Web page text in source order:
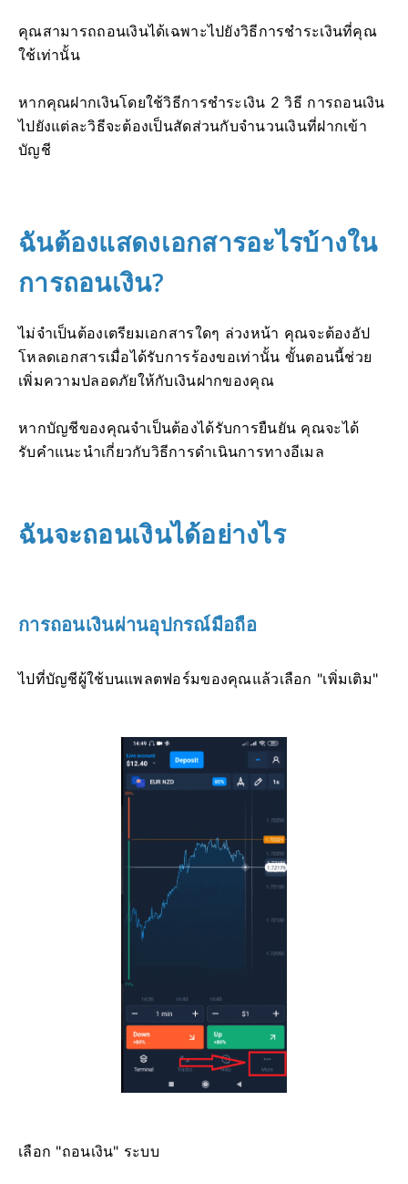
คุณสามารถถอนเงินได้เฉพาะไปยังวิธีการชำระเงินที่คุณ
ใช้เท่านั้น
หากคุณฝากเงินโดยใช้วิธีการชำระเงิน 2 วิธี การถอนเงิน
ไปยังแต่ละวิธีจะต้องเป็นสัดส่วนกับจำนวนเงินที่ฝากเข้า
บัญชี
ฉันต้องแสดงเอกสารอะไรบ้างใน
การถอนเงิน?
ไม่จำเป็นต้องเตรียมเอกสารใดๆ ล่วงหน้า คุณจะต้องอัป
โหลดเอกสารเมื่อได้รับการร้องขอเท่านั้น ขั้นตอนนี้ช่วย
เพิ่มความปลอดภัยให้กับเงินฝากของคุณ
หากบัญชีของคุณจำเป็นต้องได้รับการยืนยัน คุณจะได้
รับคำแนะนำเกี่ยวกับวิธีการดำเนินการทางอีเมล
ฉันจะถอนเงินได้อย่างไร
การถอนเงินผ่านอุปกรณ์มือถือ
ไปที่บัญชีผู้ใช้บนแพลตฟอร์มของคุณแล้วเลือก "เพิ่มเติม"
เลือก "ถอนเงิน" ระบบ